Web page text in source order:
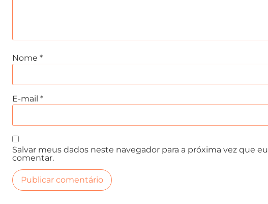
Nome *
E-mail *
Salvar meus dados neste navegador para a próxima vez que eu
comentar.